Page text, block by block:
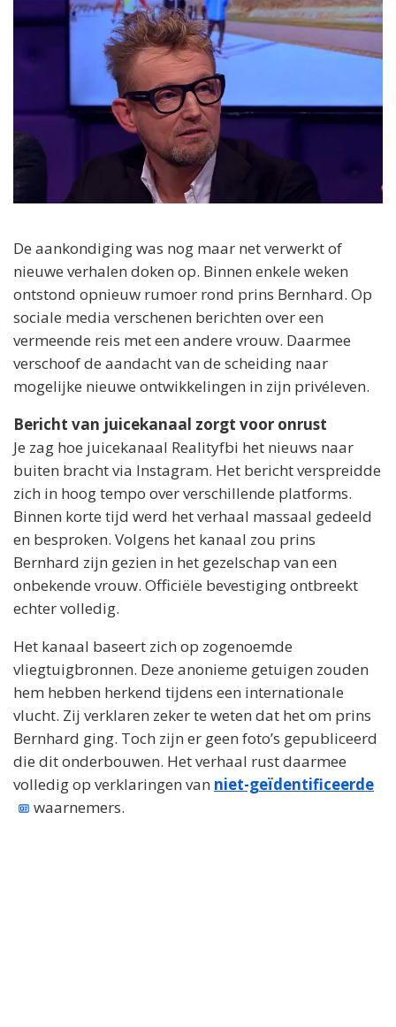
De aankondiging was nog maar net verwerkt of
nieuwe verhalen doken op. Binnen enkele weken
ontstond opnieuw rumoer rond prins Bernhard. Op
sociale media verschenen berichten over een
vermeende reis met een andere vrouw. Daarmee
verschoof de aandacht van de scheiding naar
mogelijke nieuwe ontwikkelingen in zijn privéleven.
Bericht van juicekanaal zorgt voor onrust
Je zag hoe juicekanaal Realityfbi het nieuws naar
buiten bracht via Instagram. Het bericht verspreidde
zich in hoog tempo over verschillende platforms.
Binnen korte tijd werd het verhaal massaal gedeeld
en besproken. Volgens het kanaal zou prins
Bernhard zijn gezien in het gezelschap van een
onbekende vrouw. Officiële bevestiging ontbreekt
echter volledig.
Het kanaal baseert zich op zogenoemde
vliegtuigbronnen. Deze anonieme getuigen zouden
hem hebben herkend tijdens een internationale
vlucht. Zij verklaren zeker te weten dat het om prins
Bernhard ging. Toch zijn er geen foto’s gepubliceerd
die dit onderbouwen. Het verhaal rust daarmee
volledig op verklaringen van niet-geïdentificeerde
waarnemers.